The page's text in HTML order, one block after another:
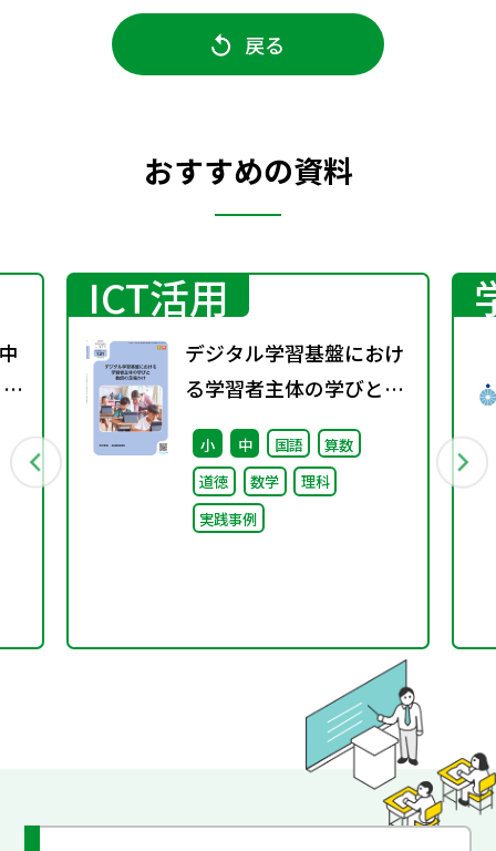
戻る
おすすめの資料
ICT活用
デジタル学習基盤におけ
る学習者主体の学びと教
師の足場かけ（特別課題
131）
小 中 国語
算数
道徳
数学
理科
実践事例